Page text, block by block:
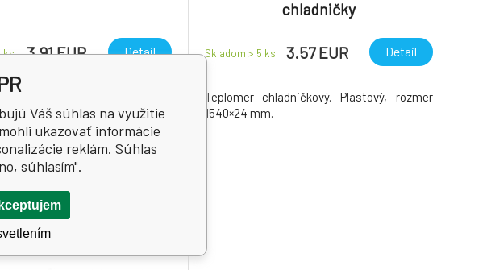
ks 3.91 EUR Detail
lakovaný teplomer.
chladničky
Skladom > 5 ks 3.57 EUR Detail
Teplomer chladničkový. Plastový, rozmer
1540×24 mm.
Váš súhlas na využitie
ukazovať informácie
reklám. Súhlas
súhlasím".